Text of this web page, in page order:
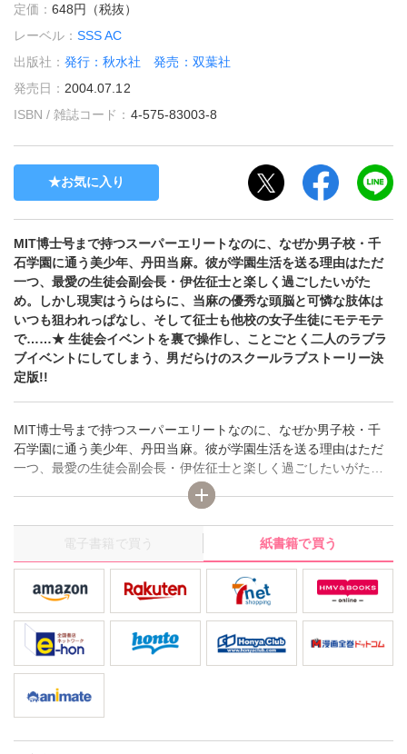
定価：648円（税抜）
レーベル：SSS AC
出版社：発行：秋水社 発売：双葉社
発売日： 2004.07.12
ISBN / 雑誌コード： 4-575-83003-8
お気に入り
MIT博士号まで持つスーパーエリートなのに、なぜか男子校・千
石学園に通う美少年、丹田当麻。彼が学園生活を送る理由はただ
一つ、最愛の生徒会副会長・伊佐征士と楽しく過ごしたいがた
め。しかし現実はうらはらに、当麻の優秀な頭脳と可憐な肢体は
いつも狙われっぱなし、そして征士も他校の女子生徒にモテモテ
で……★ 生徒会イベントを裏で操作し、ことごとく二人のラブラ
ブイベントにしてしまう、男だらけのスクールラブストーリー決
定版!!
MIT博士号まで持つスーパーエリートなのに、なぜか男子校・千
石学園に通う美少年、丹田当麻。彼が学園生活を送る理由はただ
一つ、最愛の生徒会副会長・伊佐征士と楽しく過ごしたいがた
め。しかし現実はうらはらに、当麻の優秀な頭脳と可憐な肢体は
いつも狙われっぱなし、そして征士も他校の女子生徒にモテモテ
で……★ 生徒会イベントを裏で操作し、ことごとく二人のラブラ
ブイベントにしてしまう、男だらけのスクールラブストーリー決
定版!!
電子書籍で買う 紙書籍で買う